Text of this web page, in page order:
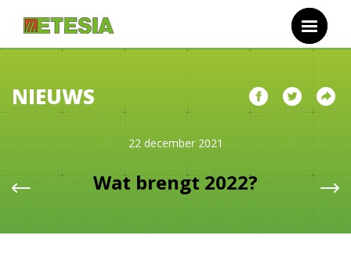
NIEUWS
22 december 2021
Wat brengt 2022?